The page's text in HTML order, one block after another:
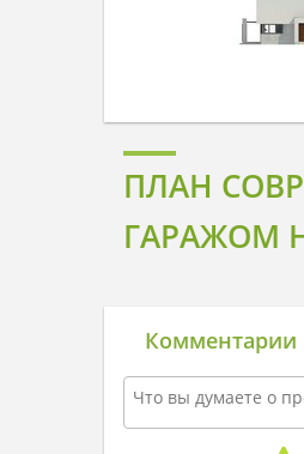
ПЛАН
ГАРАЖОМ
Комментарии